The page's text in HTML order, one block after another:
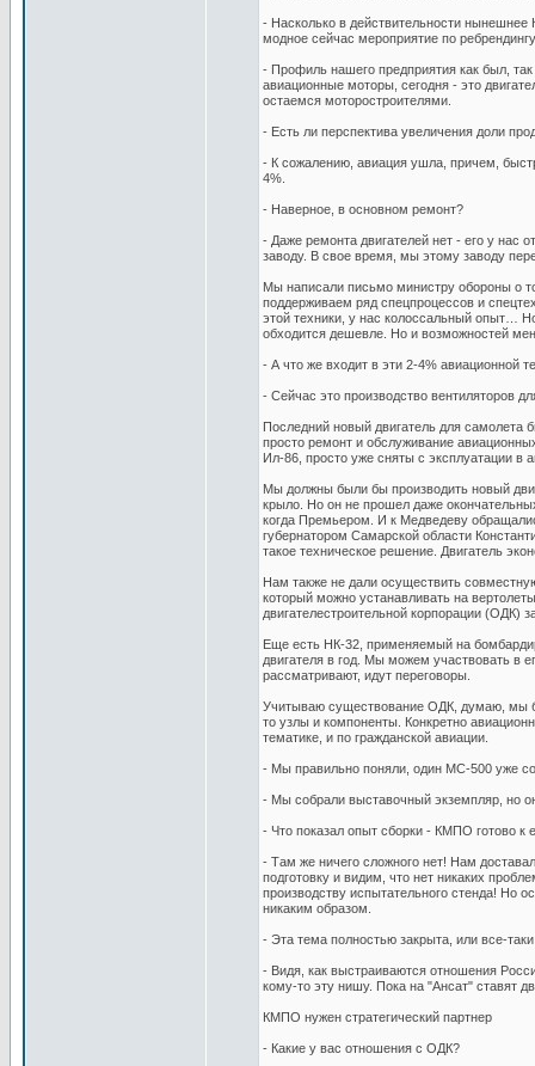
- Насколько в действительности
модное сейчас мероприятие по
- Профиль нашего предприятия как был,
авиационные моторы, сегодня - это
остаемся моторостроителями.
- Есть ли перспектива увеличения доли
- К сожалению, авиация ушла, причем,
4%.
- Наверное, в основном ремонт?
- Даже ремонта двигателей нет - его у нас
заводу. В свое время, мы этому заводу
Мы написали письмо министру обороны о
поддерживаем ряд спецпроцессов и
этой техники, у нас колоссальный опыт…
обходится дешевле. Но и возможностей
- А что же входит в эти 2-4% авиационной
- Сейчас это производство вентиляторов
Последний новый двигатель для
просто ремонт и обслуживание
Ил-86, просто уже сняты с эксплуатации
Мы должны были бы производить новый
крыло. Но он не прошел даже
когда Премьером. И к Медведеву
губернатором Самарской области
такое техническое решение. Двигатель
Нам также не дали осуществить
который можно устанавливать на
двигателестроительной корпорации (ОДК)
Еще есть НК-32, применяемый на
двигателя в год. Мы можем участвовать в
рассматривают, идут переговоры.
Учитываю существование ОДК, думаю, мы
то узлы и компоненты. Конкретно
тематике, и по гражданской авиации.
- Мы правильно поняли, один МС-500 уже
- Мы собрали выставочный экземпляр, но
- Что показал опыт сборки - КМПО готово к
- Там же ничего сложного нет! Нам
подготовку и видим, что нет никаких
производству испытательного стенда! Но
никаким образом.
- Эта тема полностью закрыта, или все-
- Видя, как выстраиваются отношения
кому-то эту нишу. Пока на "Ансат" ставят
КМПО нужен стратегический партнер
- Какие у вас отношения с ОДК?